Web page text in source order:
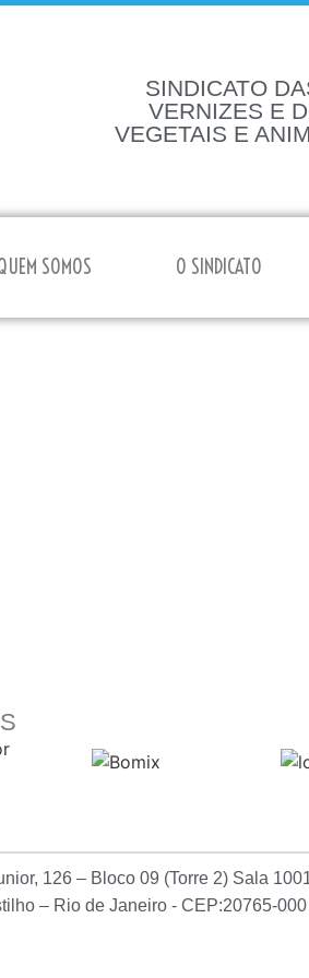
SINDICATO
VERNIZES E
VEGETAIS E
SOMOS O SINDICATO
126 – Bloco 09 (Torre 2) Sala
– Rio de Janeiro - CEP:20765-000